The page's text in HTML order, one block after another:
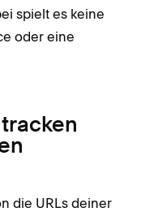
spielt es keine
oder eine
die URLs deiner